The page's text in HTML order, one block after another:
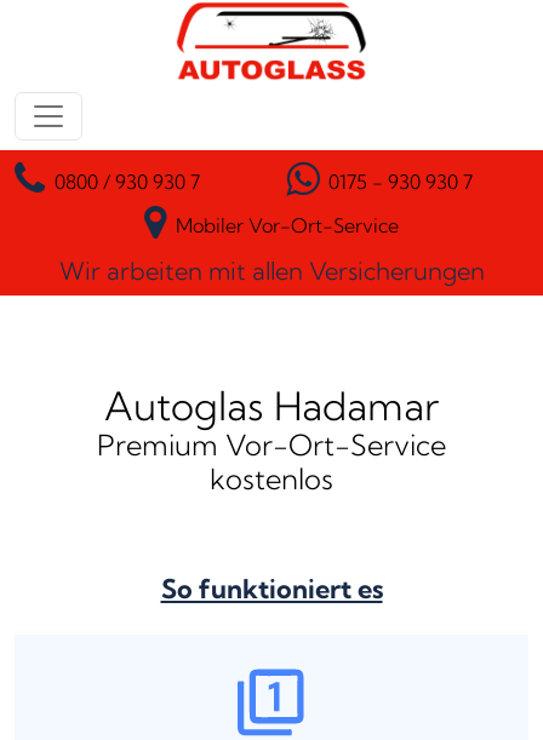
Zum Inhalt springen
Hauptnavigation
0800 / 930 930 7
0175 - 930 930 7
Mobiler Vor-Ort-Service
Wir arbeiten mit allen Versicherungen
Autoglas Hadamar
Premium Vor-Ort-Service
kostenlos
So funktioniert es